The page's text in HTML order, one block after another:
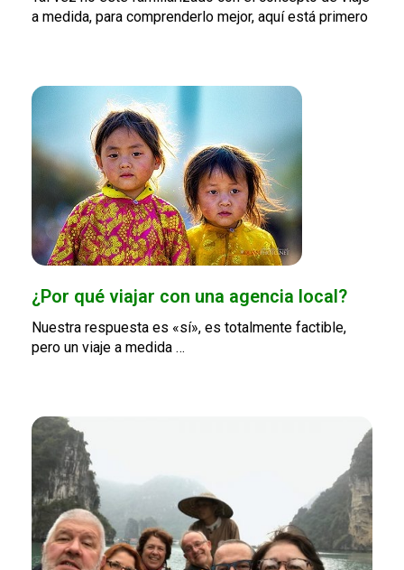
a medida, para comprenderlo mejor, aquí está primero
¿Por qué viajar con una agencia local?
Nuestra respuesta es «sí», es totalmente factible,
pero un viaje a medida …